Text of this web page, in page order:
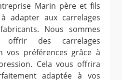
Marin père et fils
adapter aux carrelages
Nous sommes
des carrelages
vos préférences grâce à
Cela vous offrira
adaptée à vos